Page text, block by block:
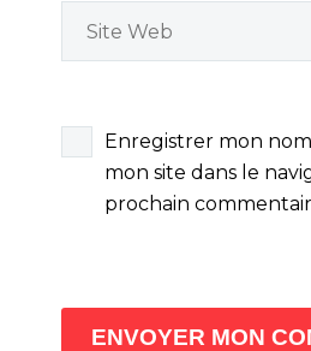
Enregistrer mon
mon site dans le
prochain
ENVOYER MON